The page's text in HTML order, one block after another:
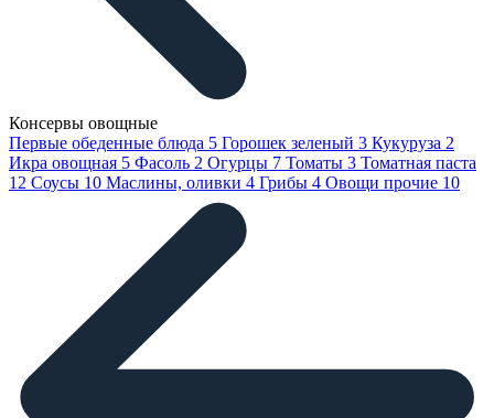
Консервы овощные
Первые обеденные блюда 5 Горошек зеленый 3 Кукуруза 2
Икра овощная 5 Фасоль 2 Огурцы 7 Томаты 3 Томатная паста
12 Соусы 10 Маслины, оливки 4 Грибы 4 Овощи прочие 10